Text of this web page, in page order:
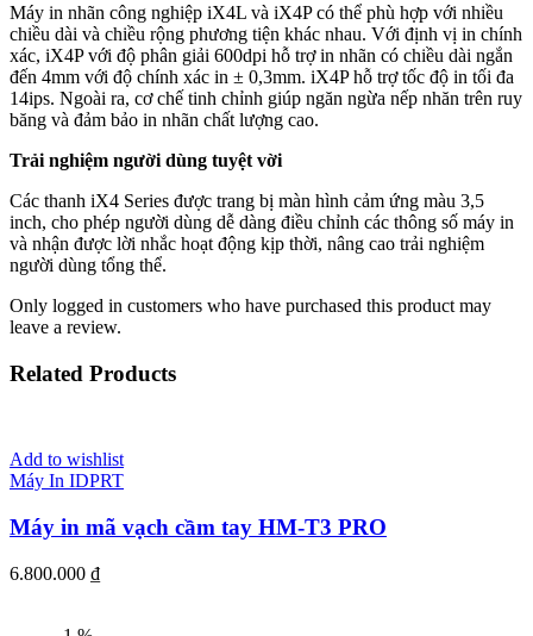
Máy in nhãn công nghiệp iX4L và iX4P có thể phù hợp với nhiều
chiều dài và chiều rộng phương tiện khác nhau. Với định vị in chính
xác, iX4P với độ phân giải 600dpi hỗ trợ in nhãn có chiều dài ngắn
đến 4mm với độ chính xác in ± 0,3mm. iX4P hỗ trợ tốc độ in tối đa
14ips. Ngoài ra, cơ chế tinh chỉnh giúp ngăn ngừa nếp nhăn trên ruy
băng và đảm bảo in nhãn chất lượng cao.
Trải nghiệm người dùng tuyệt vời
Các thanh iX4 Series được trang bị màn hình cảm ứng màu 3,5
inch, cho phép người dùng dễ dàng điều chỉnh các thông số máy in
và nhận được lời nhắc hoạt động kịp thời, nâng cao trải nghiệm
người dùng tổng thể.
Only logged in customers who have purchased this product may
leave a review.
Related Products
Add to wishlist
Máy In IDPRT
Máy in mã vạch cầm tay HM-T3 PRO
6.800.000 ₫